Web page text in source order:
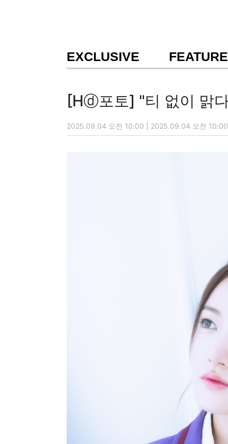
EXCLUSIVE FEATURE
[Hⓓ포토] "티 없이 맑
2025.09.04 오전 10:00 | 2025.09.04 오전 10:00